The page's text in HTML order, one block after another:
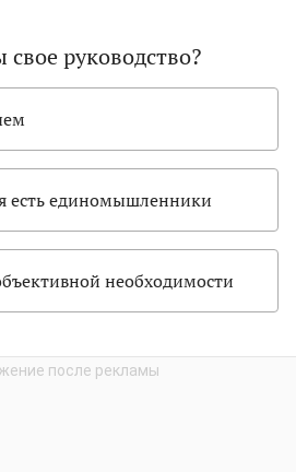
руководство?
есть единомышленники
необходимости